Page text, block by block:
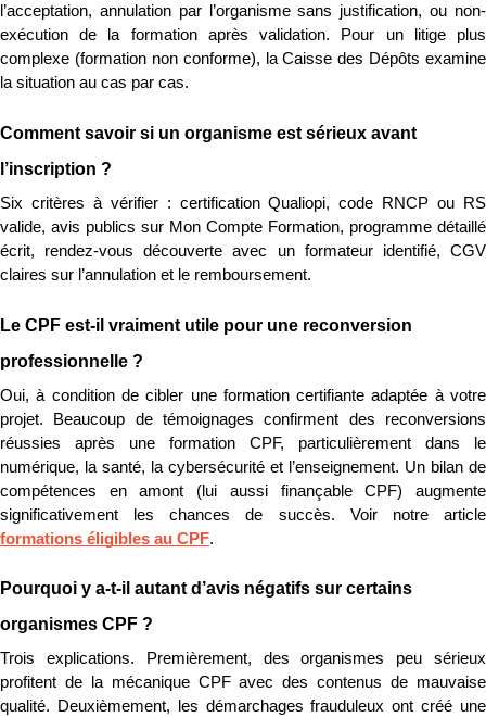
l’acceptation, annulation par l’organisme sans justification, ou non-
exécution de la formation après validation. Pour un litige plus
complexe (formation non conforme), la Caisse des Dépôts examine
la situation au cas par cas.
Comment savoir si un organisme est sérieux avant
l’inscription ?
Six critères à vérifier : certification Qualiopi, code RNCP ou RS
valide, avis publics sur Mon Compte Formation, programme détaillé
écrit, rendez-vous découverte avec un formateur identifié, CGV
claires sur l’annulation et le remboursement.
Le CPF est-il vraiment utile pour une reconversion
professionnelle ?
Oui, à condition de cibler une formation certifiante adaptée à votre
projet. Beaucoup de témoignages confirment des reconversions
réussies après une formation CPF, particulièrement dans le
numérique, la santé, la cybersécurité et l’enseignement. Un bilan de
compétences en amont (lui aussi finançable CPF) augmente
formations éligibles au CPF.
Pourquoi y a-t-il autant d’avis négatifs sur certains
organismes CPF ?
Trois explications. Premièrement, des organismes peu sérieux
profitent de la mécanique CPF avec des contenus de mauvaise
qualité. Deuxièmement, les démarchages frauduleux ont créé une